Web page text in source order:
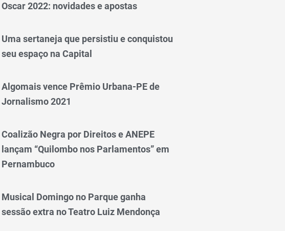
Oscar 2022: novidades e apostas
Uma sertaneja que persistiu e conquistou
seu espaço na Capital
Algomais vence Prêmio Urbana-PE de
Jornalismo 2021
Coalizão Negra por Direitos e ANEPE
lançam “Quilombo nos Parlamentos” em
Pernambuco
Musical Domingo no Parque ganha
sessão extra no Teatro Luiz Mendonça